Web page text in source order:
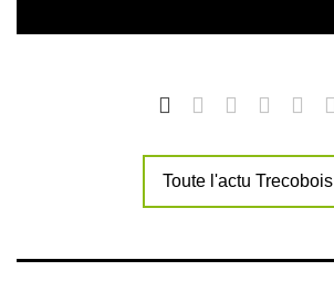
Toute l'actu Trecobois